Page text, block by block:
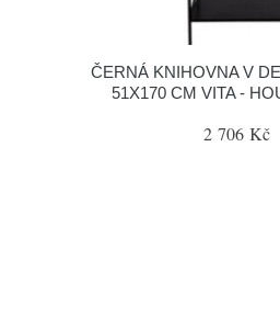
ČERNÁ KNIHOVNA V
51X170 CM VITA -
2 706 Kč